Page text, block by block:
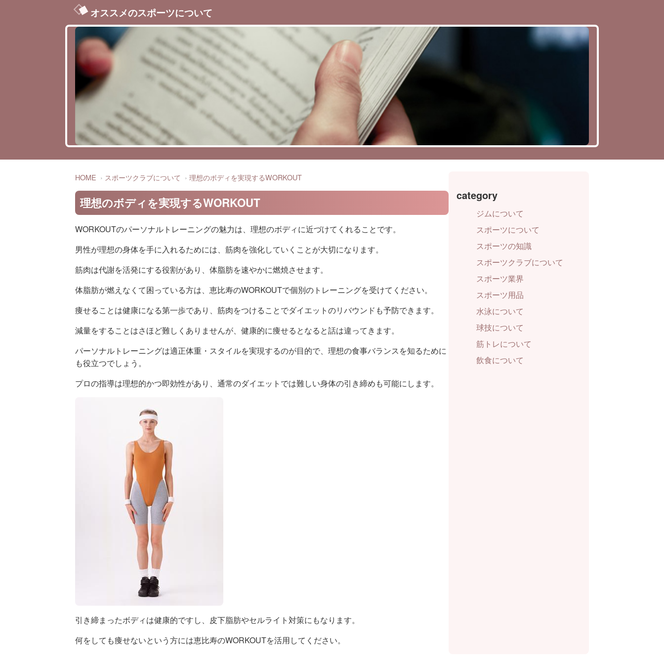
オススメのスポーツについて
HOME スポーツクラブについて 理想のボディを実現するWORKOUT
理想のボディを実現するWORKOUT
WORKOUTのパーソナルトレーニングの魅力は、理想のボディに近づけてくれることです。
男性が理想の身体を手に入れるためには、筋肉を強化していくことが大切になります。
筋肉は代謝を活発にする役割があり、体脂肪を速やかに燃焼させます。
体脂肪が燃えなくて困っている方は、恵比寿のWORKOUTで個別のトレーニングを受けてください。
痩せることは健康になる第一歩であり、筋肉をつけることでダイエットのリバウンドも予防できます。
減量をすることはさほど難しくありませんが、健康的に痩せるとなると話は違ってきます。
パーソナルトレーニングは適正体重・スタイルを実現するのが目的で、理想の食事バランスを知るために
も役立つでしょう。
プロの指導は理想的かつ即効性があり、通常のダイエットでは難しい身体の引き締めも可能にします。
引き締まったボディは健康的ですし、皮下脂肪やセルライト対策にもなります。
何をしても痩せないという方には恵比寿のWORKOUTを活用してください。
category
ジムについて
スポーツについて
スポーツの知識
スポーツクラブについて
スポーツ業界
スポーツ用品
水泳について
球技について
筋トレについて
飲食について